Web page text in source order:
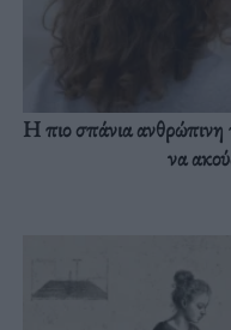
Η πιο σπάνια ανθρώπινη
να